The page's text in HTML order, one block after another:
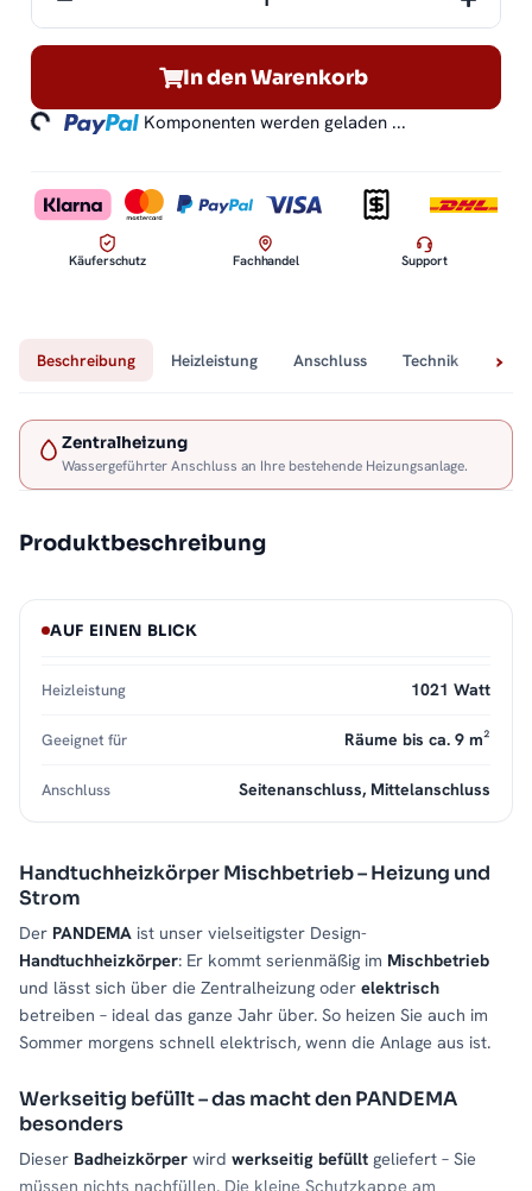
In den Warenkorb
Komponenten werden geladen ...
Käuferschutz Fachhandel Support
Beschreibung Heizleistung Anschluss Technik
Zentralheizung
Wassergeführter Anschluss an Ihre bestehende Heizungsanlage.
Produktbeschreibung
Handtuchheizkörper Mischbetrieb – Heizung und
Strom
Der PANDEMA ist unser vielseitigster Design-
Handtuchheizkörper: Er kommt serienmäßig im Mischbetrieb
und lässt sich über die Zentralheizung oder elektrisch
betreiben – ideal das ganze Jahr über. So heizen Sie auch im
Sommer morgens schnell elektrisch, wenn die Anlage aus ist.
Werkseitig befüllt – das macht den PANDEMA
besonders
Dieser Badheizkörper wird werkseitig befüllt geliefert – Sie
müssen nichts nachfüllen. Die kleine Schutzkappe am
AUF EINEN BLICK
Heizleistung 1021 Watt
Geeignet für Räume bis ca. 9 m²
Anschluss Seitenanschluss, Mittelanschluss